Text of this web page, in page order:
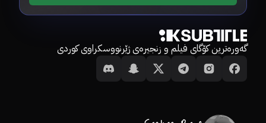
گەورەترین کۆگای فیلم و زنجیرەی ژێرنووسکراوی کوردی